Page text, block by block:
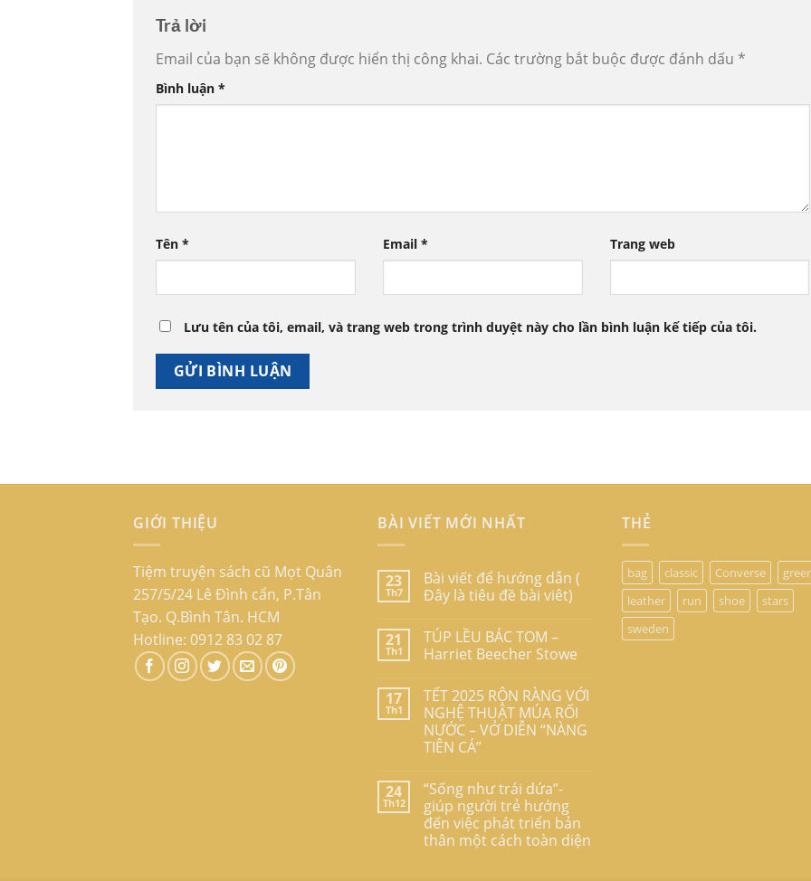
Trả lời
Email của bạn sẽ không được hiển thị công khai. Các trường bắt buộc được đánh dấu *
Bình luận *
Tên * Email * Trang web
Lưu tên của tôi, email, và trang web trong trình duyệt này cho lần bình luận kế tiếp của tôi.
GIỚI THIỆU
Tiệm truyện sách cũ Mọt Quân
257/5/24 Lê Đình cẩn, P.Tân
Tạo. Q.Bình Tân. HCM
Hotline: 0912 83 02 87
BÀI VIẾT MỚI NHẤT
23
Th7
Bài viết để hướng dẫn (
Đây là tiêu đề bài viêt)
21
Th1
TÚP LỀU BÁC TOM –
Harriet Beecher Stowe
17
Th1
TẾT 2025 RỘN RÀNG VỚI
NGHỆ THUẬT MÚA RỐI
NƯỚC – VỞ DIỄN “NÀNG
TIÊN CÁ”
24
Th12
“Sống như trái dứa”-
giúp người trẻ hướng
đến việc phát triển bản
thân một cách toàn diện
THẺ
bag classic Converse
leather
run shoe
stars
sweden